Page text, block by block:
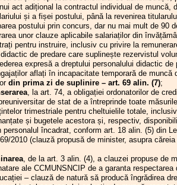
act adițional la contractul individual de muncă,
și a fișei postului, până la revenirea
postului prin concurs, dar nu mai mult de 90
unor clauze aplicabile salariaților din
pentru instruire, inclusiv cu privire la
de predare care suplinește rezervistul
expresă a dreptului personalului didactic de
aflați în incapacitate temporară de muncă
din prima zi de suplinire – art. 69 alin. (7);
, la art. 74, a obligației ordonatorilor de
de stat de a întreprinde toate
trimestriale pentru cheltuielile totale,
și bugetele acestora și, respectiv,
personalul încadrat, conform art. 18 alin. (5) din
2010 (clauză propusă de minister, asupra
, de la art. 3 alin. (4), a clauzei propuse de
ale CCMUNSNCIP de a garanta respectarea
– clauză de natură să producă îngrădirea